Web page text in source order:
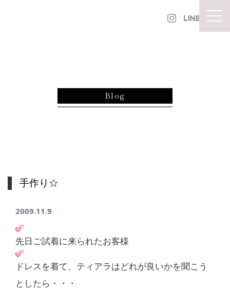
Blog
手作り☆
2009.11.9
先日ご試着に来られたお客様
ドレスを着て、ティアラはどれが良いかを聞こう
としたら・・・